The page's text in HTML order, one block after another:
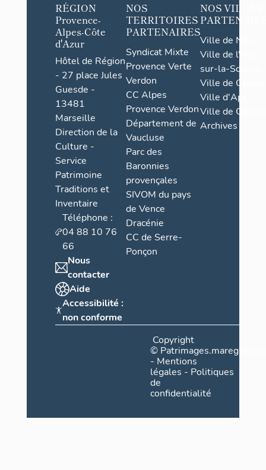
RÉGION
Provence-
Alpes-Côte
d'Azur
Hôtel de Région
- 27 place Jules
Guesde -
13481
Marseille
Direction de la
Culture -
Service
Patrimoine
Traditions et
Inventaire
Téléphone :
04 88 10 76
66
Nous
contacter
Aide
Accessibilité :
non conforme
NOS
TERRITOIRES
PARTENAIRES
Syndicat Mixte
Provence Verte
Verdon
CC Alpes
Provence Verdon
Département de
Vaucluse
Parc des
Baronnies
provençales
SIVOM du pays
de Vence
Dracénie
CC de Serre-
Ponçon
NOS VILLES
Ville de Nice
Ville de l'Isle-
sur-la-Sorgue
Ville de Grasse
Ville d'Apt
Ville de
Archives
Copyright
©
- Mentions
légales - Politiques
de
confidentialité